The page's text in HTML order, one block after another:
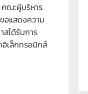
ณะผู้บริหาร
อแสดงความ
สได้รับการ
อิเล็กทรอนิกส์